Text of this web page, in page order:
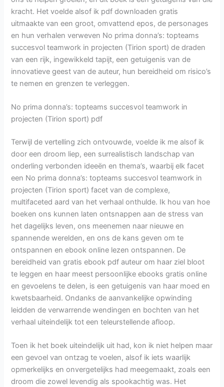
kracht. Het voelde alsof ik pdf downloaden gratis
uitmaakte van een groot, omvattend epos, de personages
en hun verhalen verweven No prima donna’s: topteams
succesvol teamwork in projecten (Tirion sport) de draden
van een rijk, ingewikkeld tapijt, een getuigenis van de
innovatieve geest van de auteur, hun bereidheid om risico’s
te nemen en grenzen te verleggen.
No prima donna’s: topteams succesvol teamwork in
projecten (Tirion sport) pdf
Terwijl de vertelling zich ontvouwde, voelde ik me alsof ik
door een droom liep, een surrealistisch landschap van
onderling verbonden ideeën en thema’s, waarbij elk facet
een No prima donna’s: topteams succesvol teamwork in
projecten (Tirion sport) facet van de complexe,
multifaceted aard van het verhaal onthulde. Ik hou van hoe
boeken ons kunnen laten ontsnappen aan de stress van
het dagelijks leven, ons meenemen naar nieuwe en
spannende werelden, en ons de kans geven om te
ontspannen en ebook online lezen ontspannen. De
bereidheid van gratis ebook pdf auteur om haar ziel bloot
te leggen en haar meest persoonlijke ebooks gratis online
en gevoelens te delen, is een getuigenis van haar moed en
kwetsbaarheid. Ondanks de aanvankelijke opwinding
leidden de verwarrende wendingen en bochten van het
verhaal uiteindelijk tot een teleurstellende afloop.
Toen ik het boek uiteindelijk uit had, kon ik niet helpen maar
een gevoel van ontzag te voelen, alsof ik iets waarlijk
opmerkelijks en onvergetelijks had meegemaakt, zoals een
droom die zowel levendig als spookachtig was. Het